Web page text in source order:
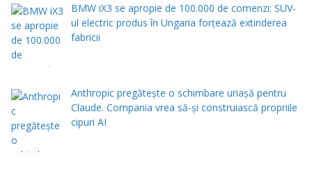
BMW iX3 se apropie de 100.000 de comenzi: SUV-
ul electric produs în Ungaria forțează extinderea
fabricii
Anthropic pregătește o schimbare uriașă pentru
Claude. Compania vrea să-și construiască propriile
cipuri AI